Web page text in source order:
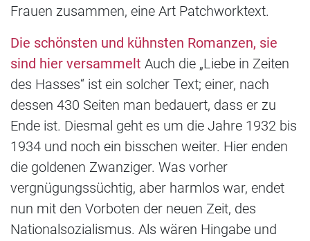
Frauen zusammen, eine Art Patchworktext.
Die schönsten und kühnsten Romanzen, sie
sind hier versammelt Auch die „Liebe in Zeiten
des Hasses“ ist ein solcher Text; einer, nach
dessen 430 Seiten man bedauert, dass er zu
Ende ist. Diesmal geht es um die Jahre 1932 bis
1934 und noch ein bisschen weiter. Hier enden
die goldenen Zwanziger. Was vorher
vergnügungssüchtig, aber harmlos war, endet
nun mit den Vorboten der neuen Zeit, des
Nationalsozialismus. Als wären Hingabe und